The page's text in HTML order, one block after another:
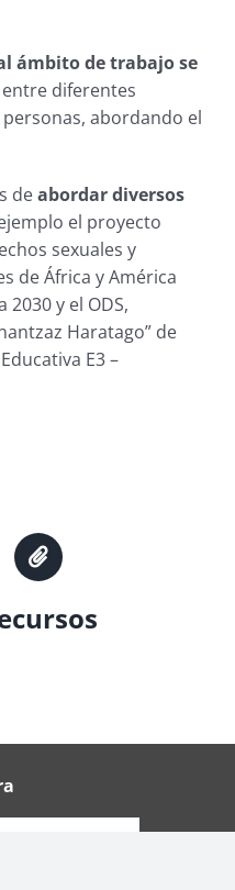
ámbito de trabajo se
diferentes
abordando el
deabordar diversos
el proyecto
sexuales y
de África y América
y el ODS,
Haratago” de
E3 –